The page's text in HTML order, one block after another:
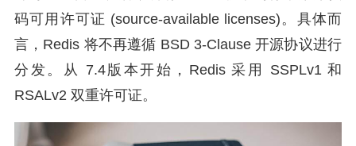
码可用许可证 (source-available licenses)。具体而
言，Redis 将不再遵循 BSD 3-Clause 开源协议进行
分发。从 7.4版本开始，Redis 采用 SSPLv1 和
RSALv2 双重许可证。